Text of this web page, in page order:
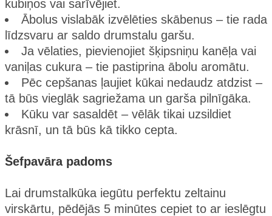
kubiņos vai sarīvējiet.
Ābolus vislabāk izvēlēties skābenus – tie rada
līdzsvaru ar saldo drumstalu garšu.
Ja vēlaties, pievienojiet šķipsniņu kanēļa vai
vaniļas cukura – tie pastiprina ābolu aromātu.
Pēc cepšanas ļaujiet kūkai nedaudz atdzist –
tā būs vieglāk sagriežama un garša pilnīgāka.
Kūku var sasaldēt – vēlāk tikai uzsildiet
krāsnī, un tā būs kā tikko cepta.
Šefpavāra padoms
Lai drumstalkūka iegūtu perfektu zeltainu
virskārtu, pēdējās 5 minūtes cepiet to ar ieslēgtu